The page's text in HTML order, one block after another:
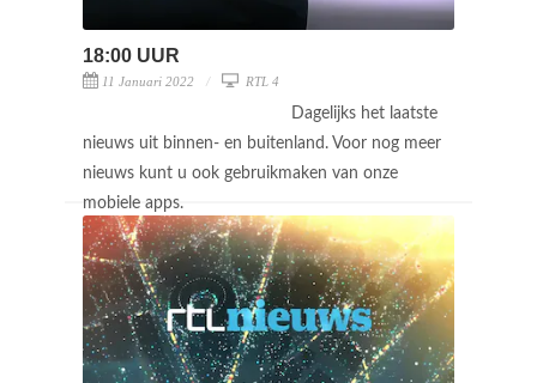
18:00 UUR
11 Januari 2022 RTL 4
Dagelijks het laatste
nieuws uit binnen- en buitenland. Voor nog meer
nieuws kunt u ook gebruikmaken van onze
mobiele apps.